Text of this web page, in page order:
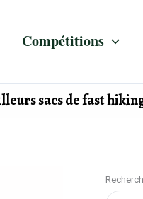
Compétitions
sacs de fast